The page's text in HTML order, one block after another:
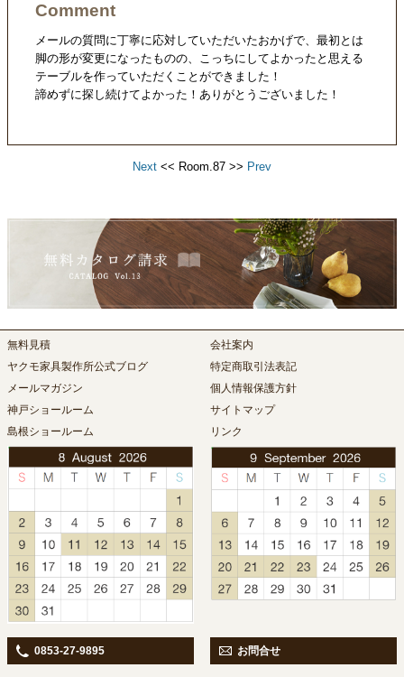
Comment
メールの質問に丁寧に応対していただいたおかげで、最初とは
脚の形が変更になったものの、こっちにしてよかったと思える
テーブルを作っていただくことができました！
諦めずに探し続けてよかった！ありがとうございました！
Next << Room.87 >> Prev
無料見積
ヤクモ家具製作所公式ブログ
メールマガジン
神戸ショールーム
島根ショールーム
会社案内
特定商取引法表記
個人情報保護方針
サイトマップ
リンク
0853-27-9895 お問合せ